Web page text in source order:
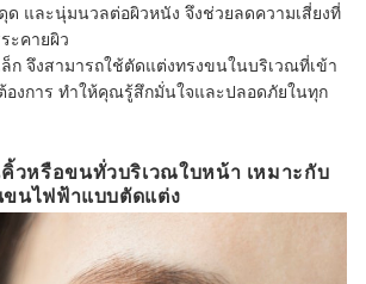
ด และนุ่มนวลต่อผิวหนัง จึงช่วยลดความเสี่ยงที่
ะคายผิว
ก จึงสามารถใช้ตัดแต่งทรงขนในบริเวณที่เข้า
องการ ทำให้คุณรู้สึกมั่นใจและปลอดภัยในทุก
วหรือขนทั่วบริเวณใบหน้า เหมาะกับ
ขนไฟฟ้าแบบตัดแต่ง